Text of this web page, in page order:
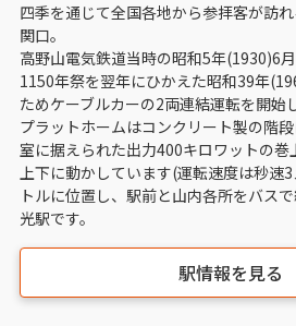
四季を通じて全国各地から参拝客が訪
関口。
高野山電気鉄道当時の昭和5年(1930)6
1150年祭を翌年にひかえた昭和39年
ためケーブルカーの2両連結運転を開始
プラットホームはコンクリート製の階
室に据えられた出力400キロワットの巻
上下に動かしています(運転速度は秒速
トルに位置し、駅前と山内各所をバス
光駅です。
駅情報を見る